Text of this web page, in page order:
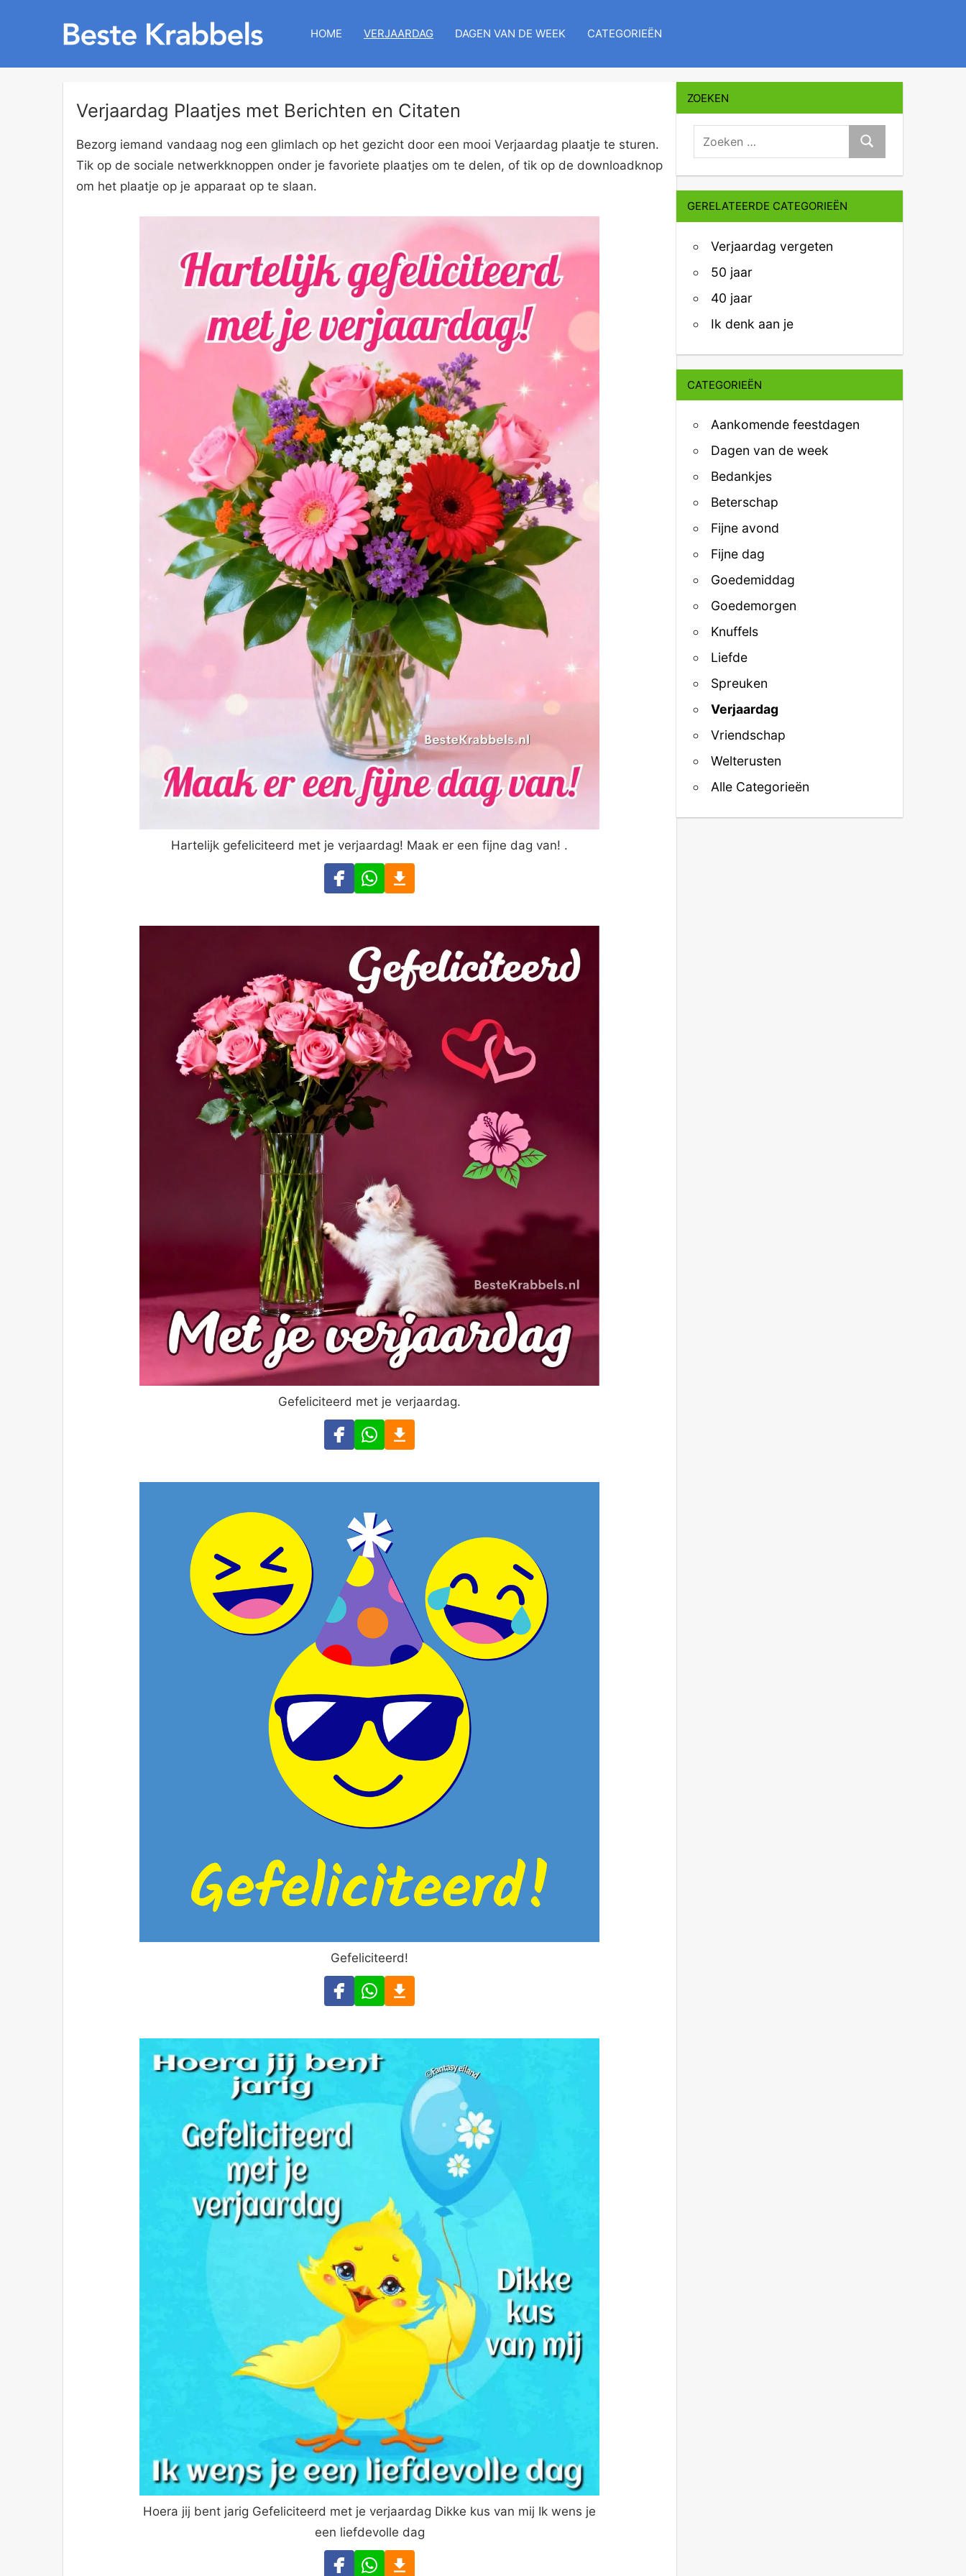
HOME VERJAARDAG DAGEN VAN DE WEEK CATEGORIEËN
Verjaardag Plaatjes met Berichten en Citaten
Bezorg iemand vandaag nog een glimlach op het gezicht door een mooi Verjaardag plaatje te sturen.
Tik op de sociale netwerkknoppen onder je favoriete plaatjes om te delen, of tik op de downloadknop
om het plaatje op je apparaat op te slaan.
Hartelijk gefeliciteerd met je verjaardag! Maak er een fijne dag van! .
Gefeliciteerd met je verjaardag.
Gefeliciteerd!
Hoera jij bent jarig Gefeliciteerd met je verjaardag Dikke kus van mij Ik wens je
een liefdevolle dag
ZOEKEN
zoeken:
Zoeken
GERELATEERDE CATEGORIEËN
Verjaardag vergeten
50 jaar
40 jaar
Ik denk aan je
CATEGORIEËN
Aankomende feestdagen
Dagen van de week
Bedankjes
Beterschap
Fijne avond
Fijne dag
Goedemiddag
Goedemorgen
Knuffels
Liefde
Spreuken
Verjaardag
Vriendschap
Welterusten
Alle Categorieën